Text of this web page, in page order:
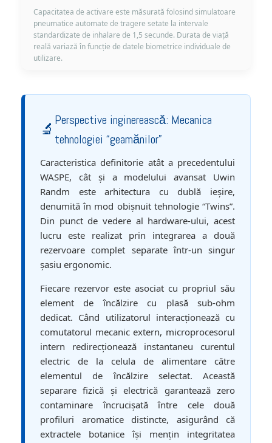
Capacitatea de activare este măsurată folosind simulatoare
pneumatice automate de tragere setate la intervale
standardizate de inhalare de 1,5 secunde. Durata de viață
reală variază în funcție de datele biometrice individuale de
utilizare.
🔬 Perspective inginerească: Mecanica
tehnologiei “geamănilor”
Caracteristica definitorie atât a precedentului
WASPE, cât și a modelului avansat Uwin
Randm este arhitectura cu dublă ieșire,
denumită în mod obișnuit tehnologie “Twins”.
Din punct de vedere al hardware-ului, acest
lucru este realizat prin integrarea a două
rezervoare complet separate într-un singur
șasiu ergonomic.
Fiecare rezervor este asociat cu propriul său
element de încălzire cu plasă sub-ohm
dedicat. Când utilizatorul interacționează cu
comutatorul mecanic extern, microprocesorul
intern redirecționează instantaneu curentul
electric de la celula de alimentare către
elementul de încălzire selectat. Această
separare fizică și electrică garantează zero
contaminare încrucișată între cele două
profiluri aromatice distincte, asigurând că
extractele botanice își mențin integritatea